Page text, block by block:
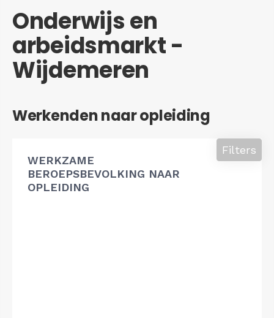
Onderwijs en
arbeidsmarkt -
Wijdemeren
Werkenden naar opleiding
WERKZAME
BEROEPSBEVOLKING NAAR
OPLEIDING
Filters